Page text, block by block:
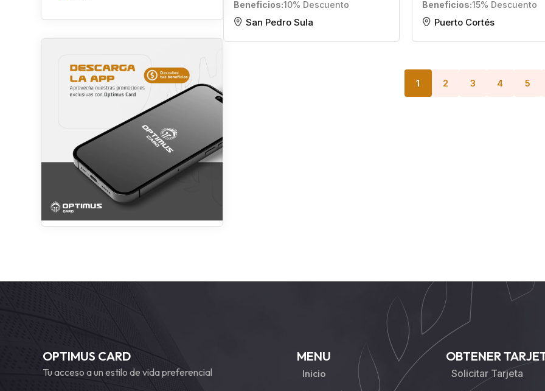
Beneficios 10% Descuento
San Pedro Sula
Beneficios 15% Descuento
Puerto Cortés
1 2 3 4 5
OPTIMUS CARD
Tu acceso a un estilo de vida preferencial
MENU
Inicio
OBTENER
Solicitar Tarjeta